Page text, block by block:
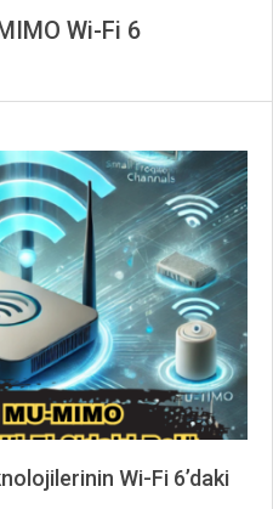
Wi-Fi 6
Wi-Fi 6’daki